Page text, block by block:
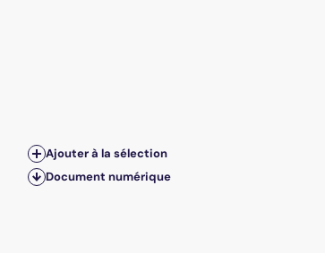
Ajouter à la sélection
Document numérique